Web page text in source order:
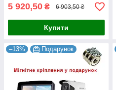
5 920,50 ₴ 6 903,50 ₴
Купити
–13% Подарунок